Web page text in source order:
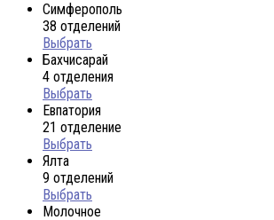
Симферополь
38 отделений
Выбрать
Бахчисарай
4 отделения
Выбрать
Евпатория
21 отделение
Выбрать
Ялта
9 отделений
Выбрать
Молочное